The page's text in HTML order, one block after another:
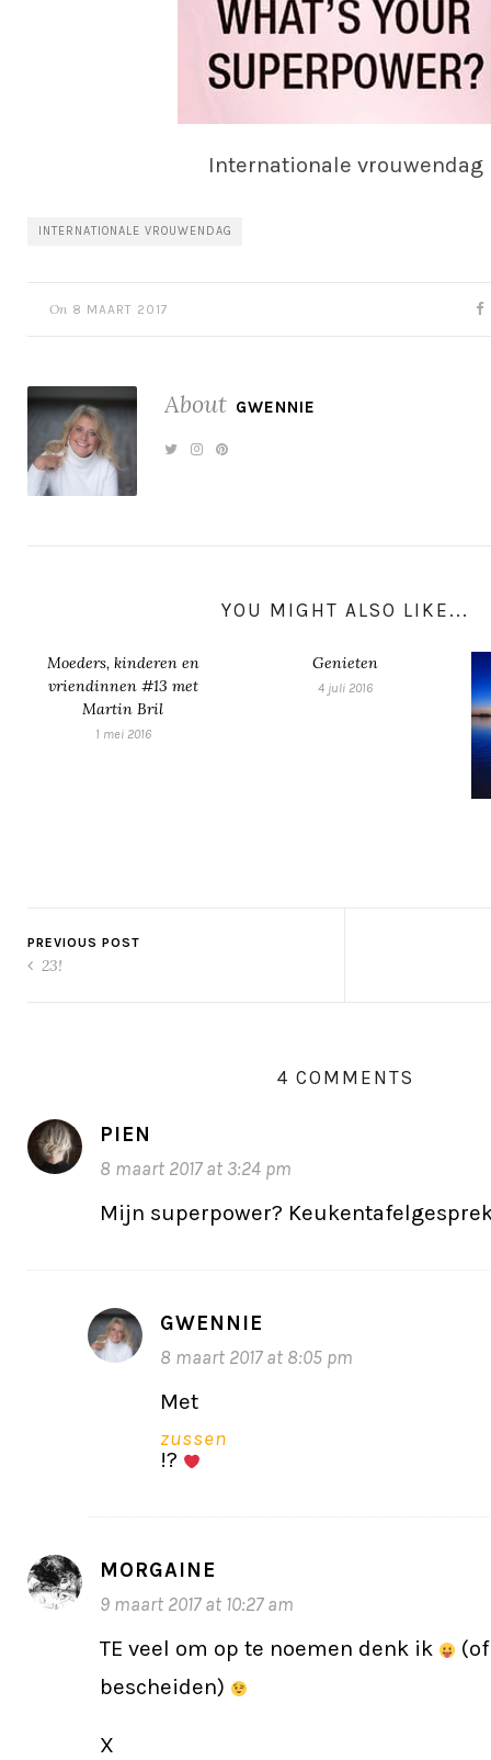
Internationale vrouwendag
INTERNATIONALE VROUWENDAG
On 8 MAART 2017
About GWENNIE
YOU MIGHT ALSO LIKE...
Moeders, kinderen en
vriendinnen #13 met
Martin Bril
1 mei 2016
Genieten
4 juli 2016
PREVIOUS POST
23!
4 COMMENTS
PIEN
8 maart 2017 at 3:24 pm
Mijn superpower?
GWENNIE
8 maart 2017 at 8:05 pm
Met
zussen
!?
MORGAINE
9 maart 2017 at 10:27 am
TE veel om op te noemen denk ik
bescheiden)
X